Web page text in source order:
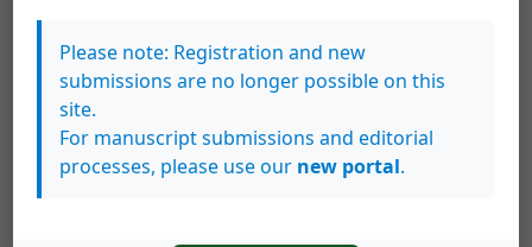
Real Academia Española. 2005. Diccionario panhispánico
de dudas. Bogotá: Santillana Ediciones Generales, S. L.
Real Academia Española. Recuperado de www. rae.es:
http://web.frl.es/DA.html
. Consulta el 26 de octubre de
Please note: Registration and new
submissions are no longer possible on this
site.
For manuscript submissions and editorial
processes, please use our new portal.